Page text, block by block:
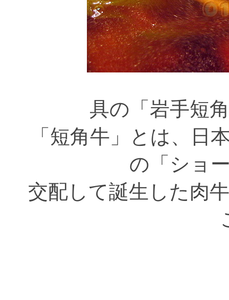
具の「岩手短
「短角牛」とは、日
の「ショ
交配して誕生した肉